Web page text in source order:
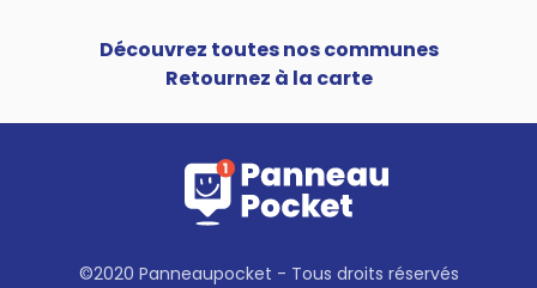
Découvrez toutes nos communes
Retournez à la carte
©2020 Panneaupocket - Tous droits réservés